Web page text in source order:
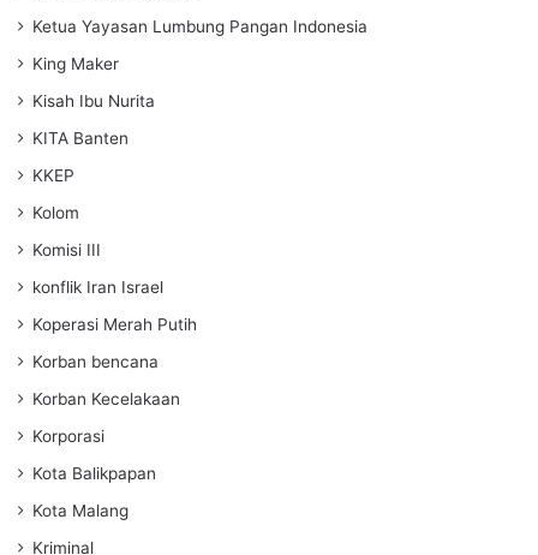
Ketua Yayasan Lumbung Pangan Indonesia
King Maker
Kisah Ibu Nurita
KITA Banten
KKEP
Kolom
Komisi III
konflik Iran Israel
Koperasi Merah Putih
Korban bencana
Korban Kecelakaan
Korporasi
Kota Balikpapan
Kota Malang
Kriminal